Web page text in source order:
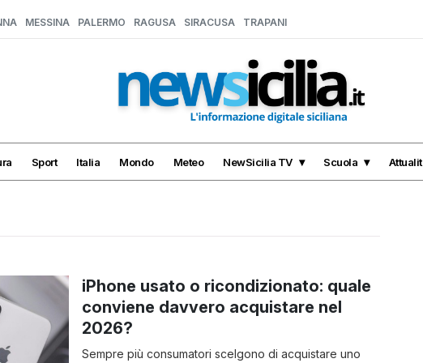
MESSINA PALERMO RAGUSA SIRACUSA TRAPANI
Sport Italia Mondo Meteo NewSicilia TV Scuola
iPhone usato o ricondizionato: quale
conviene davvero acquistare nel
2026?
Sempre più consumatori scelgono di acquistare uno